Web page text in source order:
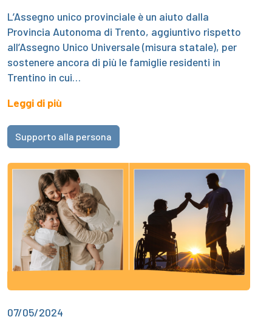
L’Assegno unico provinciale è un aiuto dalla
Provincia Autonoma di Trento, aggiuntivo rispetto
all’Assegno Unico Universale (misura statale), per
sostenere ancora di più le famiglie residenti in
Trentino in cui…
Leggi di più
Supporto alla persona
07/05/2024